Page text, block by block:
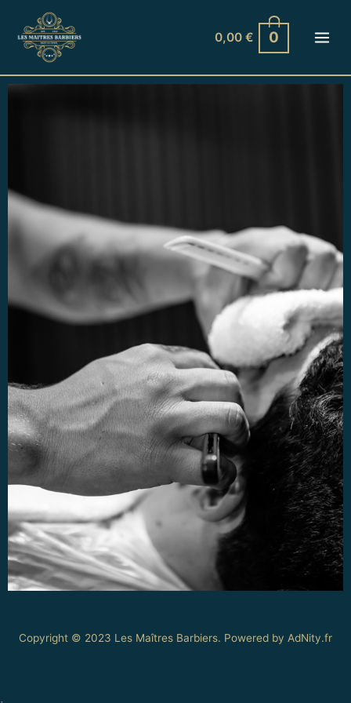
contenu
0,00€ 0
Copyright © 2023 Les Maîtres Barbiers. Powered by AdNity.fr